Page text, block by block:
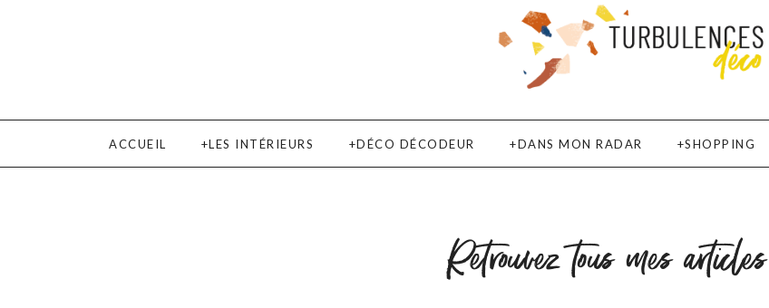
ACCUEIL LES INTÉRIEURS DÉCO DÉCODEUR DANS MON RADAR SHOPPING
Retrouvez tous mes articles